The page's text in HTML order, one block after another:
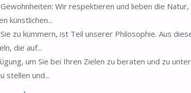
Wir respektieren und lieben die
künstlichen...
Sie zu kümmern, ist Teil unserer Philosophie. Aus
die auf...
um Sie bei Ihren Zielen zu beraten und zu
stellen und...